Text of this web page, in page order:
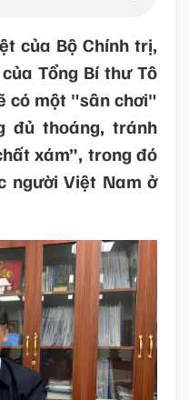
của Bộ Chính trị,
Tổng Bí thư Tô
có một "sân chơi"
đủ thoáng, tránh
xám”, trong đó
người Việt Nam ở